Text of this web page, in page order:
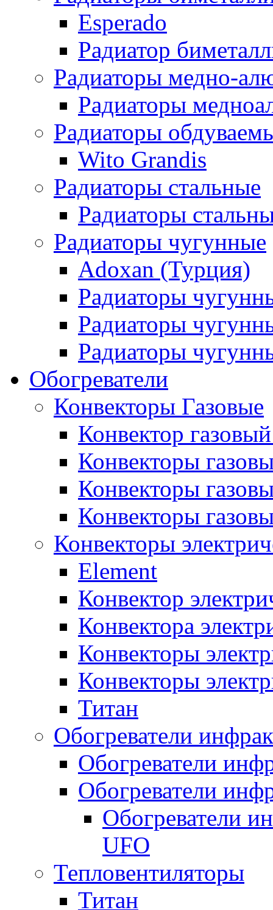
Esperado
Радиатор
Радиаторы медно-
Радиаторы
Радиаторы
Wito Grandis
Радиаторы стальные
Радиаторы
Радиаторы чугунные
Adoxan (Турция)
Радиаторы
Радиаторы
Радиаторы
Обогреватели
Конвекторы Газовые
Конвектор
Конвекторы
Конвекторы
Конвекторы
Конвекторы
Element
Конвектор
Конвектора
Конвекторы
Конвекторы
Титан
Обогреватели
Обогреватели
Обогреватели
Обогреватели
UFO
Тепловентиляторы
Титан